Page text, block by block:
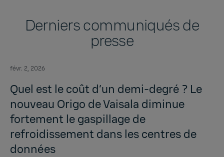
Derniers communiqués de
presse
févr. 2, 2026
Quel est le coût d’un demi-degré ? Le
nouveau Origo de Vaisala diminue
fortement le gaspillage de
refroidissement dans les centres de
données